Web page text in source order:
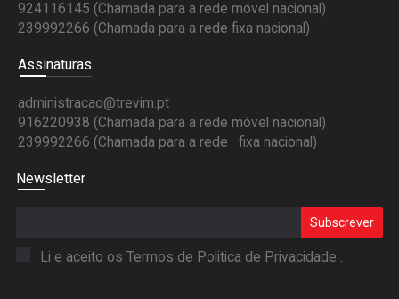
924116145 (Chamada para a rede móvel nacional)
239992266 (Chamada para a rede fixa nacional)
Assinaturas
administracao@trevim.pt
916220938 (Chamada para a rede móvel nacional)
239992266 (Chamada para a rede fixa nacional)
Newsletter
Subscrever
Li e aceito os Termos de Politica de Privacidade .